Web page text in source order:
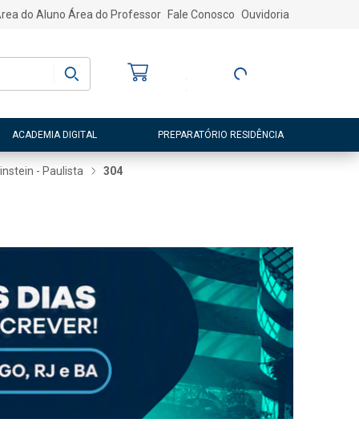
do Aluno Área do Professor Fale Conosco Ouvidoria
Entre ou Cadastre-
ACADEMIA DIGITAL PREPARATÓRIO RESIDÊNCIA
- Paulista 304